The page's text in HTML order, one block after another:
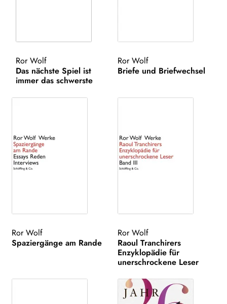
NEWSLETTER
WEITERE VERLAGE
Ror Wolf
Das nächste Spiel ist
immer das schwerste
Ror Wolf
Briefe und Briefwechsel
Ror Wolf
Spaziergänge am Rande
Ror Wolf
Raoul Tranchirers
Enzyklopädie für
unerschrockene Leser